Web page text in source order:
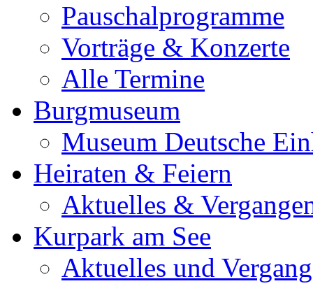
Pauschalprogramme
Vorträge & Konzerte
Alle Termine
Burgmuseum
Museum Deutsche
Heiraten & Feiern
Aktuelles &
Kurpark am See
Aktuelles und